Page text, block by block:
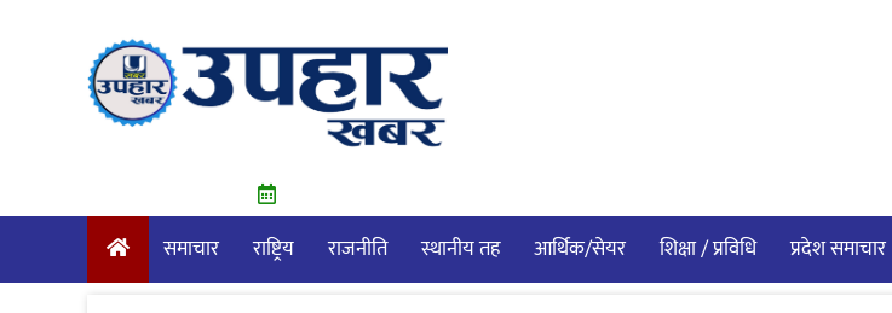
समाचार राष्ट्रिय राजनीति स्थानीय तह आर्थिक/सेयर शिक्षा / प्रविधि प्रदेश समाचार